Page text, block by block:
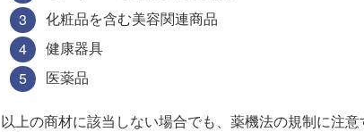
化粧品を含む美容関連商品
健康器具
医薬品
以上の商材に該当しない場合でも、薬機法の規制に注